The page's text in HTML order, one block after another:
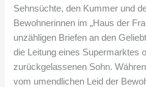
Sehnsüchte, den Kummer und
Bewohnerinnen im „Haus der
unzähligen Briefen an den
die Leitung eines Supermarktes
zurückgelassenen Sohn.
vom umendlichen Leid der